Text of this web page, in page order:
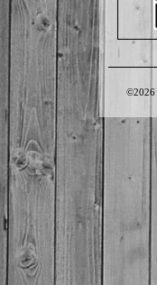
©2026